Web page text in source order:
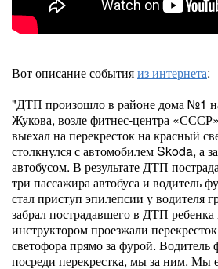
Вот описание событияиз интернета:
"ДТП произошло в районе дома №1
Жукова, возле фитнес-центра
выехал на перекресток на красный
столкнулся с автомобилем Skoda, а
автобусом. В результате ДТП
три пассажира автобуса и водитель
стал приступ эпилепсии у водителя
забрал пострадавшего в ДТП
инструктором проезжали
светофора прямо за фурой. Водитель
посреди перекрестка, мы за ним. Мы